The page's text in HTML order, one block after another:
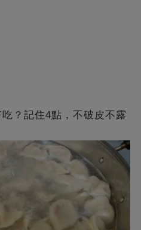
？記住4點，不破皮不露